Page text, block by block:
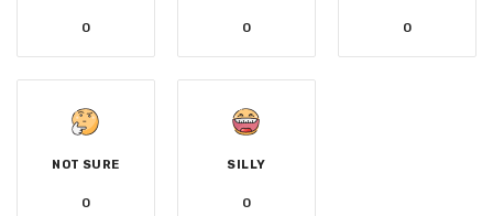
0 0 0
NOT SURE
0
SILLY
0